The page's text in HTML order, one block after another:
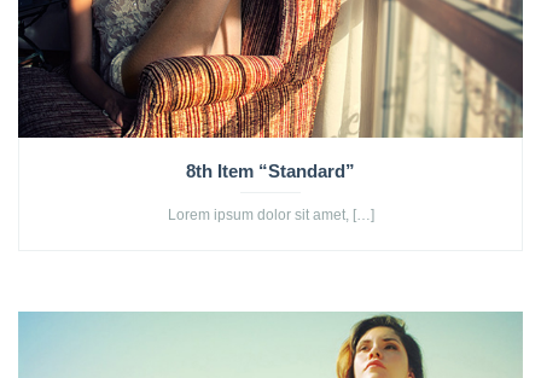
8th Item “Standard”
Lorem ipsum dolor sit amet, […]